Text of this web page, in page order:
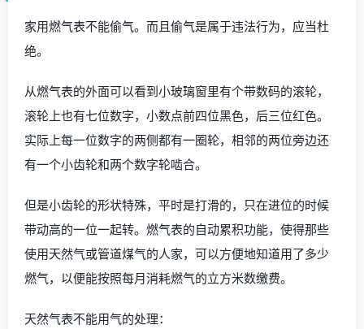
家用燃气表不能偷气。而且偷气是属于违法行为，应当杜
绝。
从燃气表的外面可以看到小玻璃窗里有个带数码的滚轮，
滚轮上也有七位数字，小数点前四位黑色，后三位红色。
实际上每一位数字的两侧都有一圈轮，相邻的两位旁边还
有一个小齿轮和两个数字轮啮合。
但是小齿轮的形状特殊，平时是打滑的，只在进位的时候
带动高的一位一起转。燃气表的自动累积功能，使得那些
使用天然气或管道煤气的人家，可以方便地知道用了多少
燃气，以便能按照每月消耗燃气的立方米数缴费。
天然气表不能用气的处理：